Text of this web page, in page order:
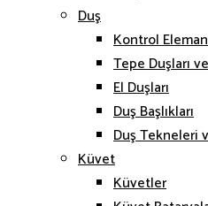
Duş
Kontrol
Tepe Duşları
El Duşları
Duş Başlıkları
Duş Tekneleri
Küvet
Küvetler